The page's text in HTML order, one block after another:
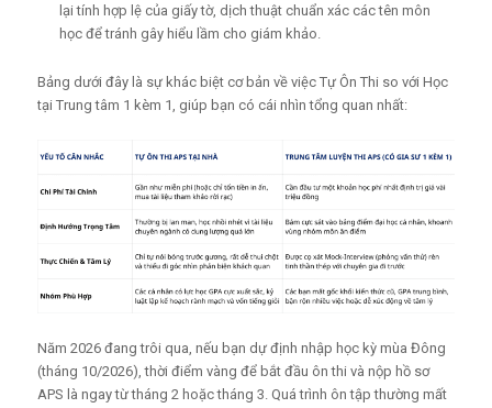
lại tính hợp lệ của giấy tờ, dịch thuật chuẩn xác các tên môn
học để tránh gây hiểu lầm cho giám khảo.
Bảng dưới đây là sự khác biệt cơ bản về việc Tự Ôn Thi so với Học
tại Trung tâm 1 kèm 1, giúp bạn có cái nhìn tổng quan nhất:
Năm 2026 đang trôi qua, nếu bạn dự định nhập học kỳ mùa Đông
(tháng 10/2026), thời điểm vàng để bắt đầu ôn thi và nộp hồ sơ
APS là ngay từ tháng 2 hoặc tháng 3. Quá trình ôn tập thường mất